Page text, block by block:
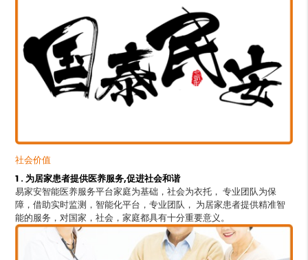
社会价值
1 . 为居家患者提供医养服务,促进社会和谐
易家安智能医养服务平台家庭为基础，社会为衣托， 专业团队为保
障，借助实时监测，智能化平台，专业团队， 为居家患者提供精准智
能的服务，对国家，社会，家庭都具有十分重要意义。